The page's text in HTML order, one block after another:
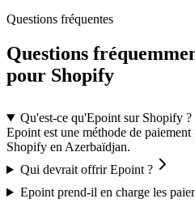
Questions fréquentes
Questions
pour Shopify
Qu'est-ce qu'Epoint sur Shopify ?
Epoint est une méthode de
Shopify en Azerbaïdjan.
Qui devrait offrir Epoint ?
Epoint prend-il en charge les